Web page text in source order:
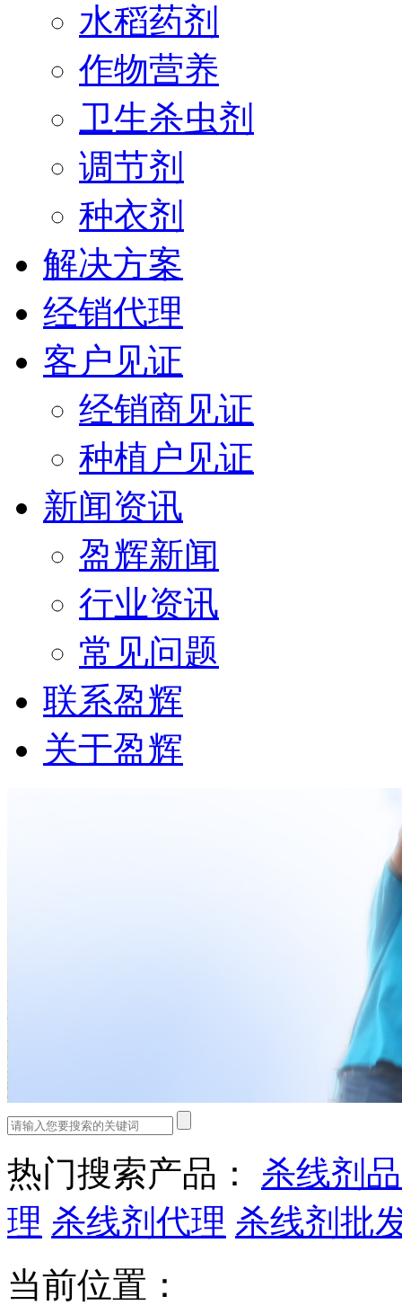
水稻药剂
作物营养
卫生杀虫剂
调节剂
种衣剂
解决方案
经销代理
客户见证
经销商见证
种植户见证
新闻资讯
盈辉新闻
行业资讯
常见问题
联系盈辉
关于盈辉
热门搜索产品： 杀线剂
理 杀线剂代理 杀线剂批
当前位置：